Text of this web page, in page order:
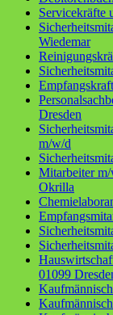
Servicekräfte
Wiedemar
Dresden
m/w/d
Mitarbeiter
Okrilla
01099